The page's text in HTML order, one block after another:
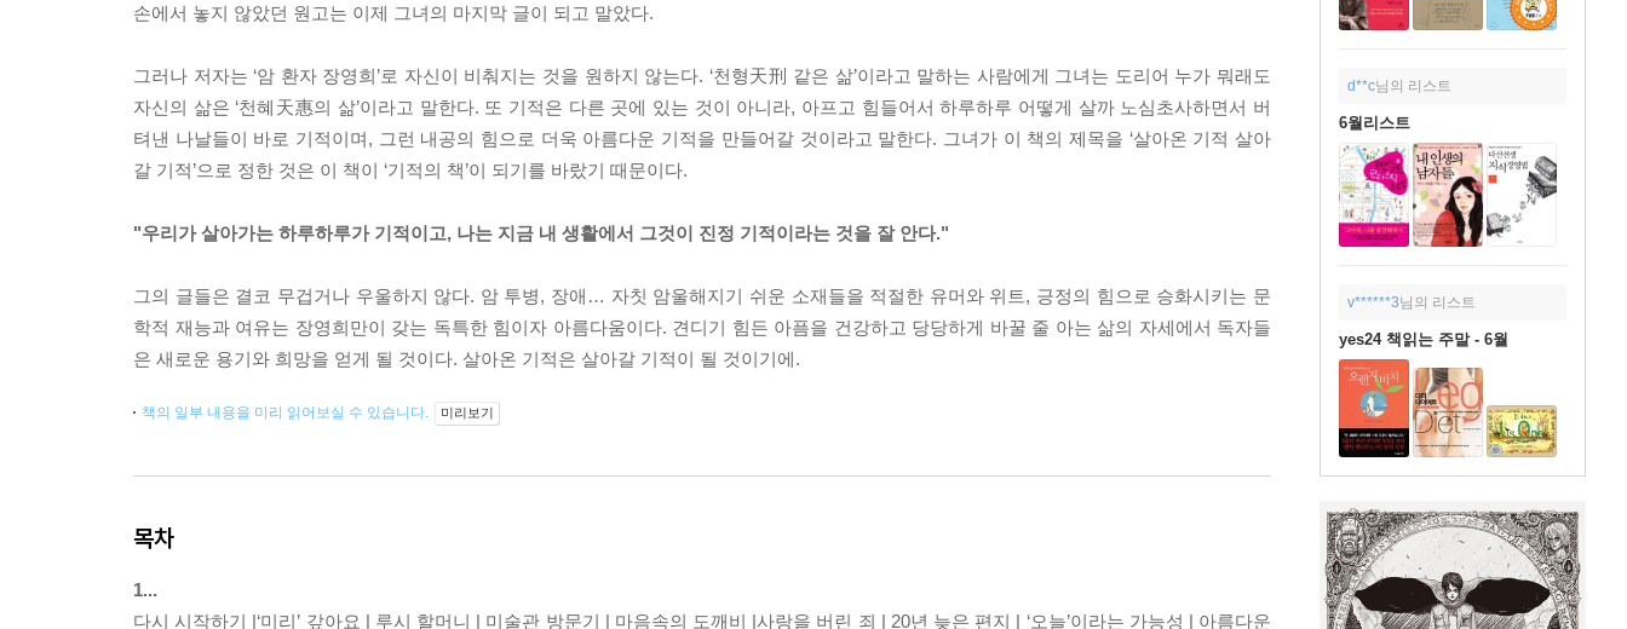
d**c님의 리스트
6월리스트
v******3님의 리스트
yes24 책읽는 주말 - 6월
손에서 놓지 않았던 원고는 이제 그녀의 마지막 글이 되고 말았다.
그러나 저자는 ‘암 환자 장영희’로 자신이 비춰지는 것을 원하지 않는다. ‘천형天刑 같은 삶’이라고 말하는 사람에게 그녀는 도리어 누가 뭐래도
자신의 삶은 ‘천혜天惠의 삶’이라고 말한다. 또 기적은 다른 곳에 있는 것이 아니라, 아프고 힘들어서 하루하루 어떻게 살까 노심초사하면서 버
텨낸 나날들이 바로 기적이며, 그런 내공의 힘으로 더욱 아름다운 기적을 만들어갈 것이라고 말한다. 그녀가 이 책의 제목을 ‘살아온 기적 살아
갈 기적’으로 정한 것은 이 책이 ‘기적의 책’이 되기를 바랐기 때문이다.
"우리가 살아가는 하루하루가 기적이고, 나는 지금 내 생활에서 그것이 진정 기적이라는 것을 잘 안다."
그의 글들은 결코 무겁거나 우울하지 않다. 암 투병, 장애… 자칫 암울해지기 쉬운 소재들을 적절한 유머와 위트, 긍정의 힘으로 승화시키는 문
학적 재능과 여유는 장영희만이 갖는 독특한 힘이자 아름다움이다. 견디기 힘든 아픔을 건강하고 당당하게 바꿀 줄 아는 삶의 자세에서 독자들
은 새로운 용기와 희망을 얻게 될 것이다. 살아온 기적은 살아갈 기적이 될 것이기에.
책의 일부 내용을 미리 읽어보실 수 있습니다. 미리보기
목차
1...
다시 시작하기 |‘미리’ 갚아요 | 루시 할머니 | 미술관 방문기 | 마음속의 도깨비 |사랑을 버린 죄 | 20년 늦은 편지 | ‘오늘’이라는 가능성 | 아름다운